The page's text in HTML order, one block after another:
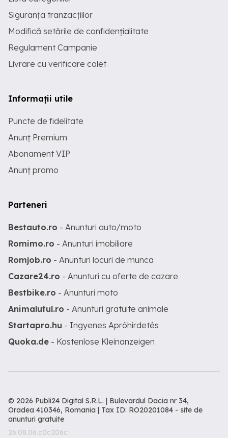
Siguranța tranzacțiilor
Modifică setările de confidențialitate
Regulament Campanie
Livrare cu verificare colet
Informații utile
Puncte de fidelitate
Anunț Premium
Abonament VIP
Anunț promo
Parteneri
Bestauto.ro - Anunturi auto/moto
Romimo.ro - Anunturi imobiliare
Romjob.ro - Anunturi locuri de munca
Cazare24.ro - Anunturi cu oferte de cazare
Bestbike.ro - Anunturi moto
Animalutul.ro - Anunturi gratuite animale
Startapro.hu - Ingyenes Apróhirdetés
Quoka.de - Kostenlose Kleinanzeigen
© 2026 Publi24 Digital S.R.L. | Bulevardul Dacia nr 34,
Oradea 410346, Romania | Tax ID: RO20201084 - site de
anunturi gratuite
26.08.06.c0c206c